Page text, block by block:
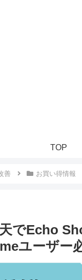
TOP
善 お買い得情報
天でEcho
ユーザー